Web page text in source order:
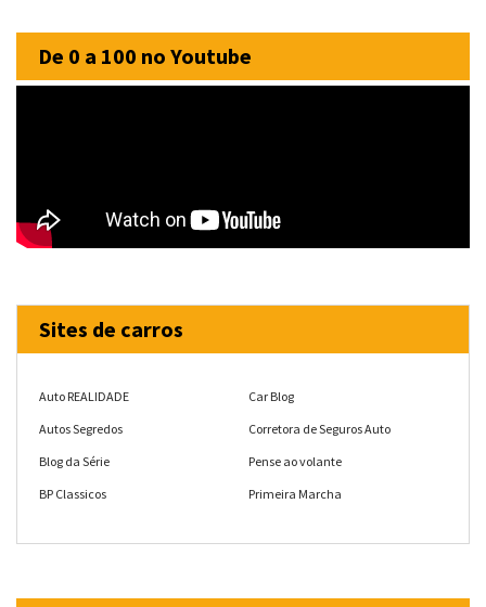
De 0 a 100 no Youtube
Sites de carros
Auto REALIDADE
Autos Segredos
Blog da Série
BP Classicos
Car Blog
Corretora de Seguros Auto
Pense ao volante
Primeira Marcha